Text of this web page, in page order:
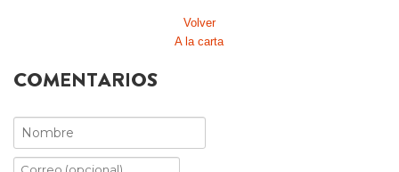
Volver
A la carta
COMENTARIOS